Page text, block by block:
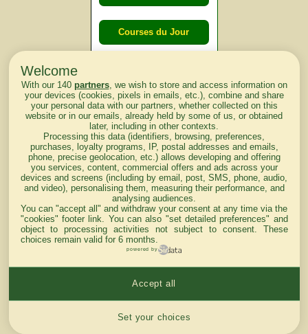
Courses du Jour
lendemain
Courses
d'aujourd'hui
Haut de Page
Mentions légales du site
Welcome
With our 140 partners, we wish to store and access information on
your devices (cookies, pixels in emails, etc.), combine and share
your personal data with our partners, whether collected on this
website or in our emails, already held by some of us, or obtained
later, including in other contexts.
Processing this data (identifiers, browsing, preferences,
purchases, loyalty programs, IP, postal addresses and emails,
phone, precise geolocation, etc.) allows developing and offering
you services, content, commercial offers and ads across your
devices and screens (including by email, post, SMS, phone, audio,
and video), personalising them, measuring their performance, and
analysing audiences.
You can "accept all" and withdraw your consent at any time via the
"cookies" footer link . You can also "set detailed preferences" and
object to processing activities not subject to consent. These
choices remain valid for 6 months.
powered by
Set your choices
Accept all